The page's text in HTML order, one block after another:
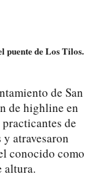
puente de Los Tilos.
de San
de highline en
de
atravesaron
conocido como
altura.